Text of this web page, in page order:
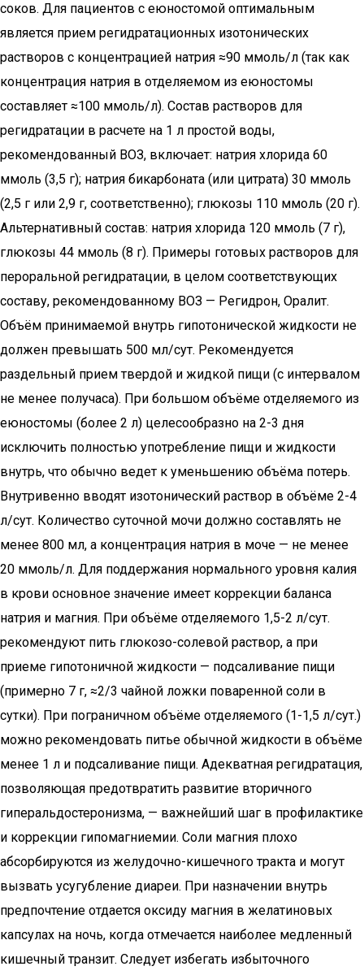
соков. Для пациентов с еюностомой оптимальным
является прием регидратационных изотонических
растворов с концентрацией натрия ≈90 ммоль/л (так как
концентрация натрия в отделяемом из еюностомы
составляет ≈100 ммоль/л). Состав растворов для
регидратации в расчете на 1 л простой воды,
рекомендованный ВОЗ, включает: натрия хлорида 60
ммоль (3,5 г); натрия бикарбоната (или цитрата) 30 ммоль
(2,5 г или 2,9 г, соответственно); глюкозы 110 ммоль (20 г).
Альтернативный состав: натрия хлорида 120 ммоль (7 г),
глюкозы 44 ммоль (8 г). Примеры готовых растворов для
пероральной регидратации, в целом соответствующих
составу, рекомендованному ВОЗ — Регидрон, Оралит.
Объём принимаемой внутрь гипотонической жидкости не
должен превышать 500 мл/сут. Рекомендуется
раздельный прием твердой и жидкой пищи (с интервалом
не менее получаса). При большом объёме отделяемого из
еюностомы (более 2 л) целесообразно на 2-3 дня
исключить полностью употребление пищи и жидкости
внутрь, что обычно ведет к уменьшению объёма потерь.
Внутривенно вводят изотонический раствор в объёме 2-4
л/сут. Количество суточной мочи должно составлять не
менее 800 мл, а концентрация натрия в моче — не менее
20 ммоль/л. Для поддержания нормального уровня калия
в крови основное значение имеет коррекции баланса
натрия и магния. При объёме отделяемого 1,5-2 л/сут.
рекомендуют пить глюкозо-солевой раствор, а при
приеме гипотоничной жидкости — подсаливание пищи
(примерно 7 г, ≈2/3 чайной ложки поваренной соли в
сутки). При пограничном объёме отделяемого (1-1,5 л/сут.)
можно рекомендовать питье обычной жидкости в объёме
менее 1 л и подсаливание пищи. Адекватная регидратация,
позволяющая предотвратить развитие вторичного
гиперальдостеронизма, — важнейший шаг в профилактике
и коррекции гипомагниемии. Соли магния плохо
абсорбируются из желудочно-кишечного тракта и могут
вызвать усугубление диареи. При назначении внутрь
предпочтение отдается оксиду магния в желатиновых
капсулах на ночь, когда отмечается наиболее медленный
кишечный транзит. Следует избегать избыточного